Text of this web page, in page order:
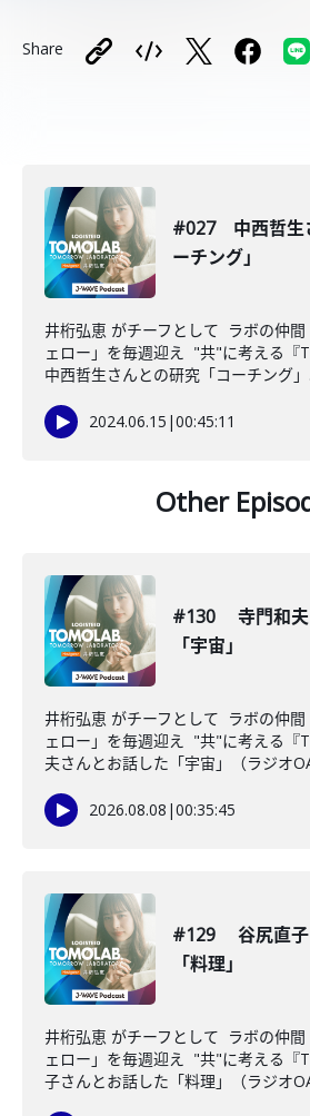
Share
#027 中西哲生
ーチング」
井桁弘恵 がチーフとして ラボの仲
ェロー」を毎週迎え "共"に考える
中西哲生さんとの研究「コーチング」
2024.06.15 |00:45:11
Other
#130 寺門和夫
「宇宙」
井桁弘恵 がチーフとして ラボの仲
ェロー」を毎週迎え "共"に考える『
夫さんとお話した「宇宙」（ラジオ
2026.08.08 |00:35:45
#129 谷尻直子
「料理」
井桁弘恵 がチーフとして ラボの仲
ェロー」を毎週迎え "共"に考える『
子さんとお話した「料理」（ラジオ